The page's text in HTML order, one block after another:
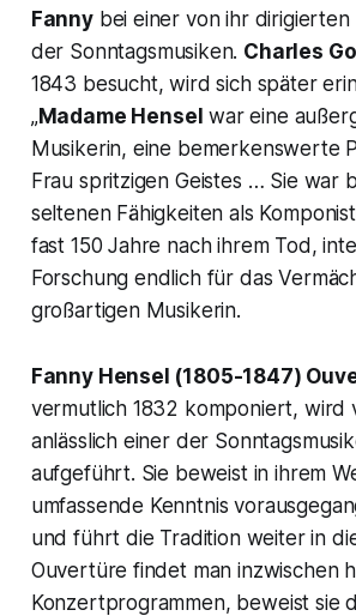
Fannybei einer von ihr dirigierten
der Sonntagsmusiken. Charles
1843 besucht, wird sich später
„Madame Hensel war eine
Musikerin, eine bemerkenswerte
Frau spritzigen Geistes … Sie war
seltenen Fähigkeiten als
fast 150 Jahre nach ihrem Tod,
Forschung endlich für das
großartigen Musikerin.
Fanny Hensel (1805-1847)
vermutlich 1832 komponiert, wird
anlässlich einer der
aufgeführt. Sie beweist in ihrem
umfassende Kenntnis
und führt die Tradition weiter in
Ouvertüre findet man inzwischen
Konzertprogrammen, beweist sie